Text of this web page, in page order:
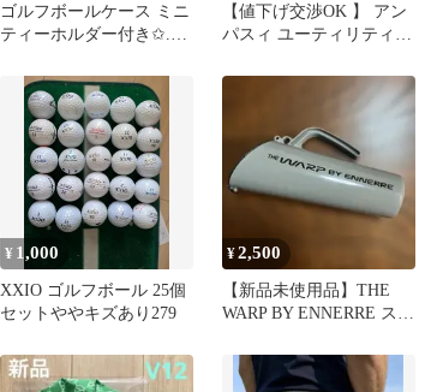
ゴルフボールケース ミニ
ティーホルダー付き✩.*˚
【値下げ交渉OK 】 アン
パスィ ユーティリティ用
黒
¥ 1,000
XXIO ゴルフボール 25個
セットややキズあり279
¥2,500
【新品未使用品】THE
WARP BY ENNERRE スコ